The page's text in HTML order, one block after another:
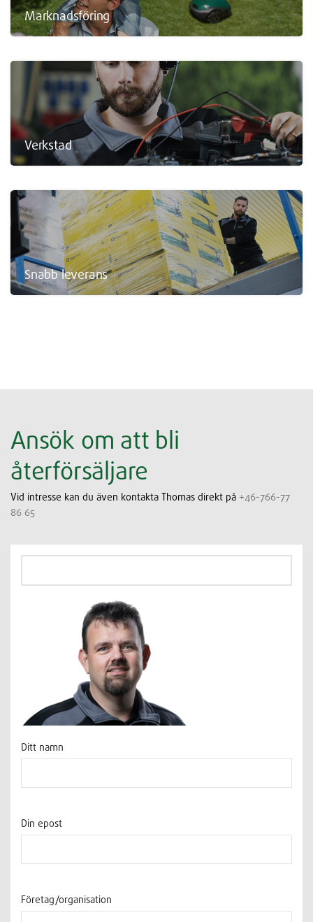
Marknadsföring
Verkstad
Snabb leverans
Ansök om att bli
återförsäljare
Vid intresse kan du även kontakta Thomas direkt på +46-766-77
86 65
Ditt namn
Din epost
Företag/organisation